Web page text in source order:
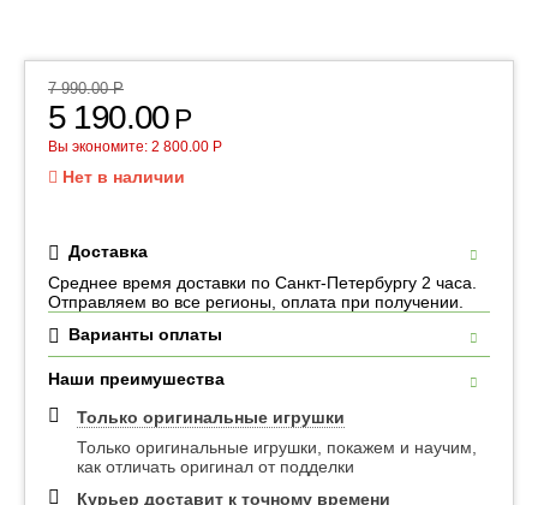
7 990.00 Р
5 190.00Р
Вы экономите: 2 800.00 Р
Нет в наличии
Доставка
Среднее время доставки по Санкт-Петербургу 2 часа.
Отправляем во все регионы, оплата при получении.
Варианты оплаты
Наши преимушества
Только оригинальные игрушки
Только оригинальные игрушки, покажем и научим,
как отличать оригинал от подделки
Курьер доставит к точному времени